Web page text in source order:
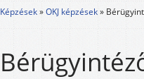
Képzések»OKJ képzések»